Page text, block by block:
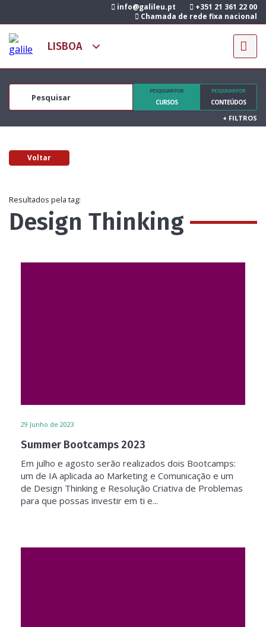
info@galileu.pt
+351 21 361 22 00
Chamada de rede fixa nacional
PESQUISAR POR
CURSOS
PESQUISAR POR
CONTEÚDOS
+ FILTROS
Voltar
Resultados pela tag:
Design Thinking
29 Junho de 2023
Summer Bootcamps 2023
Em julho e agosto serão realizados dois Bootcamps:
um de IA aplicada ao Marketing e Comunicação e um
de Design Thinking e Resolução Criativa de Problemas
para que possas investir em ti e...